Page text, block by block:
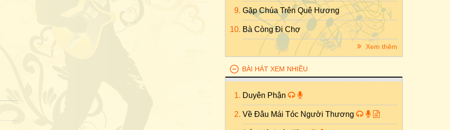
Gặp Chúa Trên Quê Hương
Bà Còng Đi Chợ
Xem thêm
BÀI HÁT XEM NHIỀU
Duyên Phận
Về Đâu Mái Tóc Người Thương